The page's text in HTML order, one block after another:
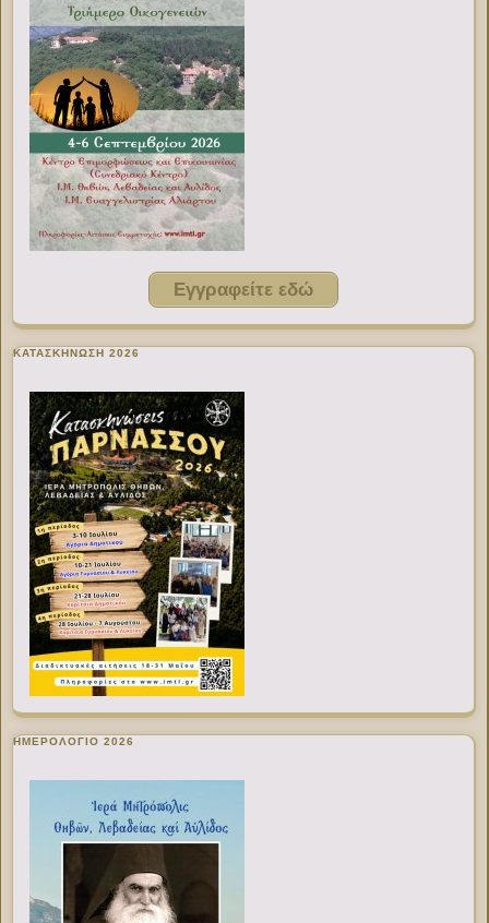
Εγγραφείτε εδώ
ΚΑΤΑΣΚΗΝΩΣΗ 2026
ΗΜΕΡΟΛΟΓΙΟ 2026